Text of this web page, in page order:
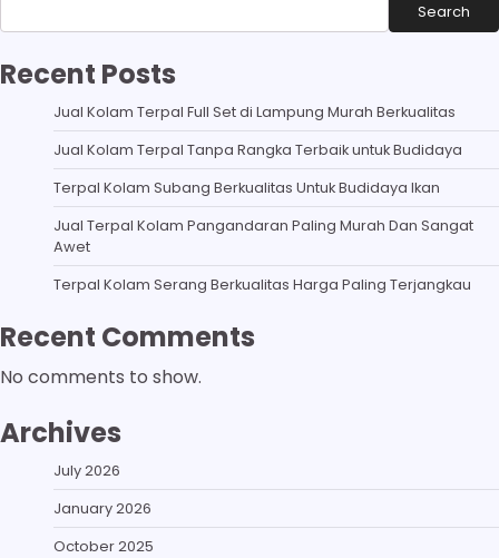
Search
Recent Posts
Jual Kolam Terpal Full Set di Lampung Murah Berkualitas
Jual Kolam Terpal Tanpa Rangka Terbaik untuk Budidaya
Terpal Kolam Subang Berkualitas Untuk Budidaya Ikan
Jual Terpal Kolam Pangandaran Paling Murah Dan Sangat
Awet
Terpal Kolam Serang Berkualitas Harga Paling Terjangkau
Recent Comments
No comments to show.
Archives
July 2026
January 2026
October 2025